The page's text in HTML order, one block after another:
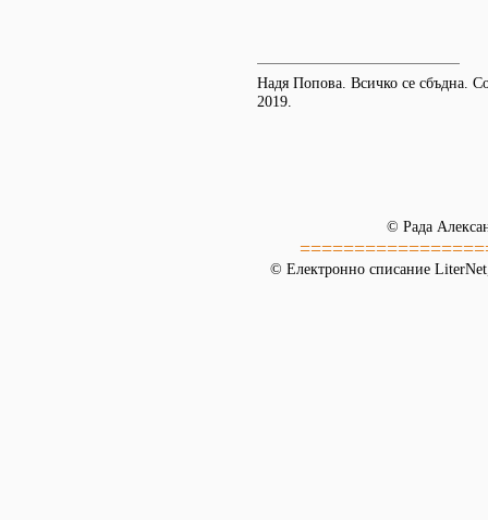
Надя Попова. Всичко се сбъдна.
2019.
© Рада
© Електронно списание